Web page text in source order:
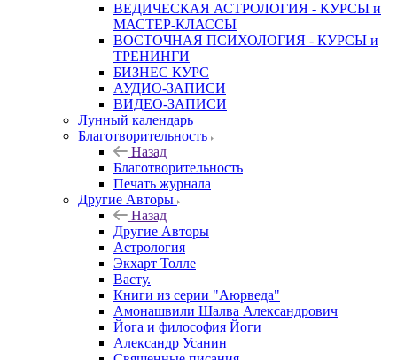
ВЕДИЧЕСКАЯ АСТРОЛОГИЯ - КУРСЫ и
МАСТЕР-КЛАССЫ
ВОСТОЧНАЯ ПСИХОЛОГИЯ - КУРСЫ и
ТРЕНИНГИ
БИЗНЕС КУРС
АУДИО-ЗАПИСИ
ВИДЕО-ЗАПИСИ
Лунный календарь
Благотворительность
Назад
Благотворительность
Печать журнала
Другие Aвторы
Назад
Другие Aвторы
Астрология
Экхарт Толле
Васту.
Книги из серии "Аюрведа"
Амонашвили Шалва Александрович
Йога и философия Йоги
Александр Усанин